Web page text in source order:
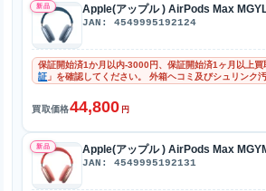
新品 Apple(アップル ) AirPods Max
JAN: 4549995192124
保証開始済1か月以内-3000円、保証開始済1ヶ月以上買
証 」を確認してください。 外箱ヘコミ及びシュリンク
買取価格44,800 円
新品 Apple(アップル ) AirPods Max
JAN: 4549995192131